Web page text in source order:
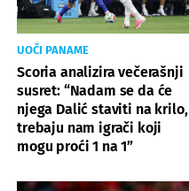
UOČI PANAME
Scoria analizira večerašnji
susret: “Nadam se da će
njega Dalić staviti na krilo,
trebaju nam igrači koji
mogu proći 1 na 1”